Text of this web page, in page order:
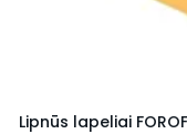
Lipnūs lapeliai